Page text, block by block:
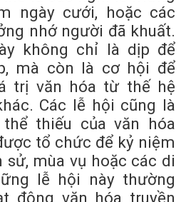
ngày cưới, hoặc các
nhớ người đã khuất.
không chỉ là dịp để
mà còn là cơ hội để
trị văn hóa từ thế hệ
Các lễ hội cũng là
thiếu của văn hóa
tổ chức để kỷ niệm
mùa vụ hoặc các di
lễ hội này thường
động văn hóa truyền